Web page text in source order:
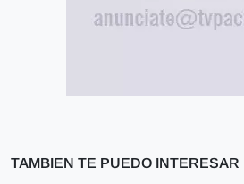
TAMBIEN TE PUEDO INTERESAR